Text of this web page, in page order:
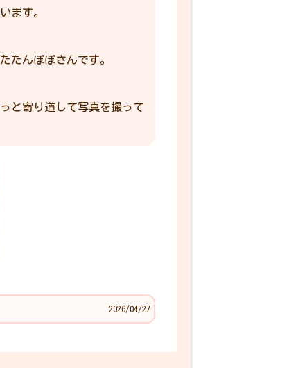
ます。
たんぽぽさんです。
と寄り道して写真を撮って
2026/04/27